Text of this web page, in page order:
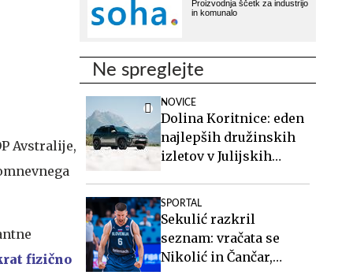
Avstralije,
fizično
Ne spreglejte
NOVICE
Dolina Koritnice: eden
najlepših družinskih
izletov v Julijskih
SPORTAL
Sekulić razkril
seznam: vračata se
Nikolić in Čančar,